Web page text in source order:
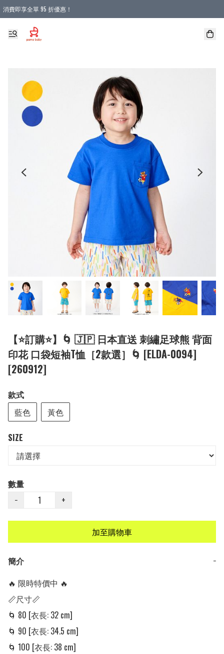
消費即享全單 95 折優惠！
購物滿 HKD 900.00即享免運費優惠！（適用於 本地送貨、本地取貨 )
【⭐訂購⭐】🌀 🇯🇵 日本直送 刺繡足球熊 背面
印花 口袋短袖T恤［2款選］🌀 [ELDA-0094]
[260912]
款式
藍色
黃色
SIZE
數量
−
+
加至購物車
簡介
−
🔥 限時特價中 🔥
📏尺寸📏
🌀 80 [衣長: 32 cm]
🌀 90 [衣長: 34.5 cm]
🌀 100 [衣長: 38 cm]